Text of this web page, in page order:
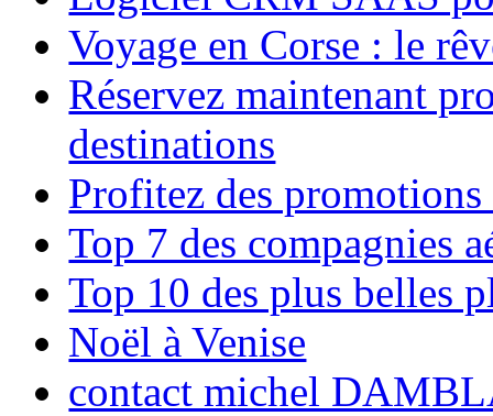
Voyage en Corse : le
Réservez maintenant
destinations
Profitez des
Top 7 des compagnies
Top 10 des plus belles
Noël à Venise
contact michel